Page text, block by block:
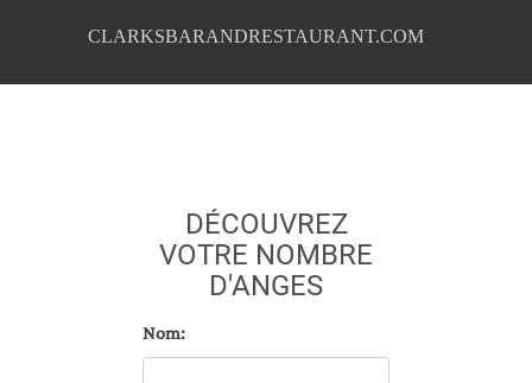
CLARKSBARANDRESTAURANT.COM
DÉCOUVREZ
VOTRE NOMBRE
D'ANGES
Nom: